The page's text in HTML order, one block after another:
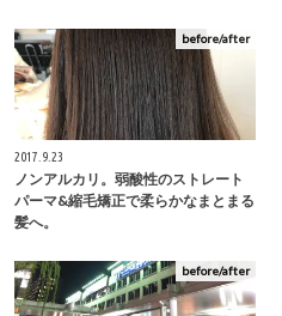
before/after
2017.9.23
ノンアルカリ。弱酸性のストレート
パーマ&縮毛矯正で柔らかなまとまる
髪へ。
before/after